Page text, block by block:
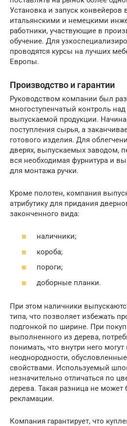
Установка и запуск конвейеров
итальянскими и немецкими
работники, участвующие в
обучение. Для
проводятся курсы на лучших
Европы.
Производство и гарантии
Руководством компании был
многоступенчатый контроль
выпускаемой продукции.
поступления сырья, а
готового изделия. Для
дверях, выпускаемых заводом,
вся необходимая фурнитура и
для монтажа ручки.
Кроме полотен, компания
атрибутику для придания
законченного вида:
наличники;
короба;
пороги;
доборные планки.
При этом наличники
типа, что позволяет избежать
подгонкой по ширине. При
выполненного из дерева,
понимать, что внутри него могут
неоднородности,
свойствами. Используемый
незначительно отличаться по
дерева. Такая разница не может
рекламации.
Компания гарантирует, что